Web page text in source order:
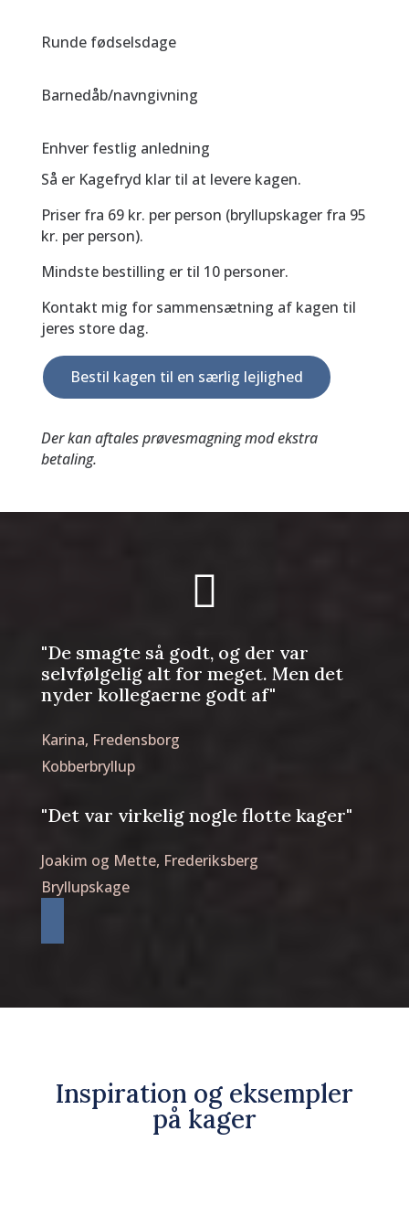
Runde fødselsdage
Barnedåb/navngivning
Enhver festlig anledning
Så er Kagefryd klar til at levere kagen.
Priser fra 69 kr. per person (bryllupskager fra 95
kr. per person).
Mindste bestilling er til 10 personer.
Kontakt mig for sammensætning af kagen til
jeres store dag.
Bestil kagen til en særlig lejlighed
Der kan aftales prøvesmagning mod ekstra
betaling.

"De smagte så godt, og der var
selvfølgelig alt for meget. Men det
nyder kollegaerne godt af"
Karina, Fredensborg
Kobberbryllup
"Det var virkelig nogle flotte kager"
Joakim og Mette, Frederiksberg
Bryllupskage
Inspiration og eksempler
på kager